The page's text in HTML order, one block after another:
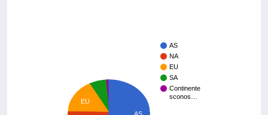
AS
NA
EU
SA
Continente
sconos…
EU